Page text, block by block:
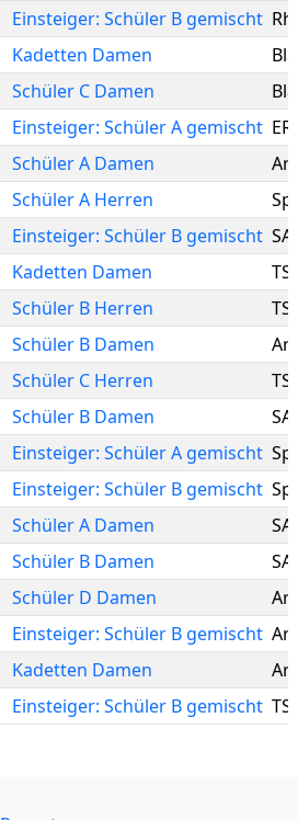
Einsteiger: Schüler B gemischt
Kadetten Damen
Schüler C Damen
Einsteiger: Schüler A gemischt
Schüler A Damen
Schüler A Herren
Einsteiger: Schüler B gemischt
Kadetten Damen
Schüler B Herren
Schüler B Damen
Schüler C Herren
Schüler B Damen
Einsteiger: Schüler A gemischt
Einsteiger: Schüler B gemischt
Schüler A Damen
Schüler B Damen
Schüler D Damen
Einsteiger: Schüler B gemischt
Kadetten Damen
Einsteiger: Schüler B gemischt